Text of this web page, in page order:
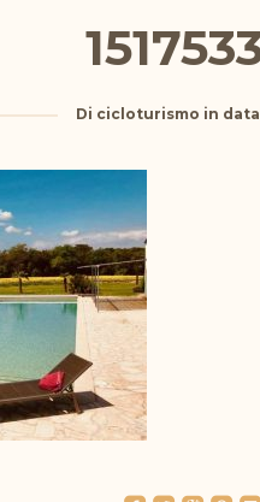
Di cicloturismo in data